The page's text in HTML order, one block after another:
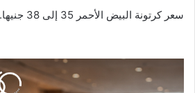
سعر كرتونة البيض الأحمر 35 إلى 38 جنيها.